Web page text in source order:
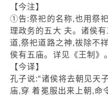
【今注】
①告:祭祀的名称,也用祭
理政务的五大 夫。诸侯
道,祭祀道路之神,祓除不
侯有五庙。详见《王制》。
【今译】
孔子说:“诸侯将去朝见天
庙,穿 着冕服出来上朝,命